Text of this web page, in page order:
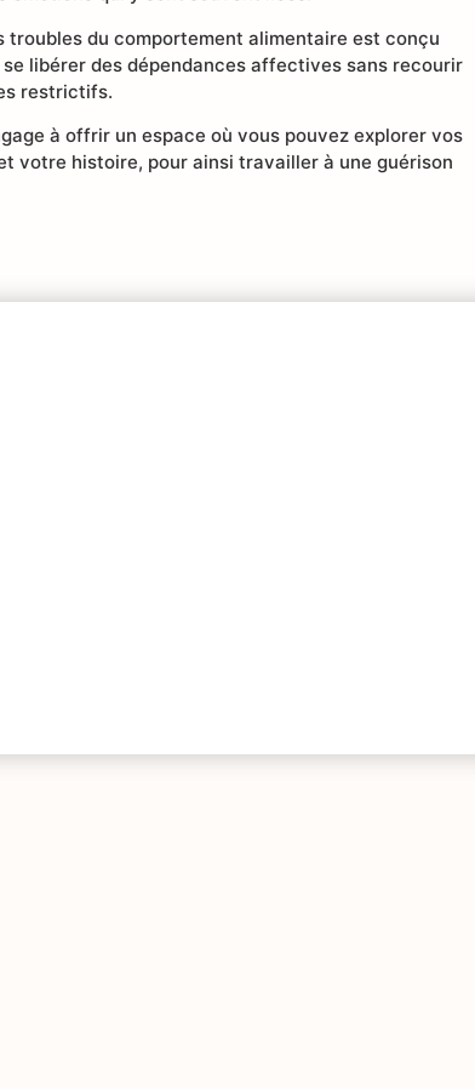
troubles du comportement alimentaire est conçu
se libérer des dépendances affectives sans recourir
restrictifs.
à offrir un espace où vous pouvez explorer vos
votre histoire, pour ainsi travailler à une guérison